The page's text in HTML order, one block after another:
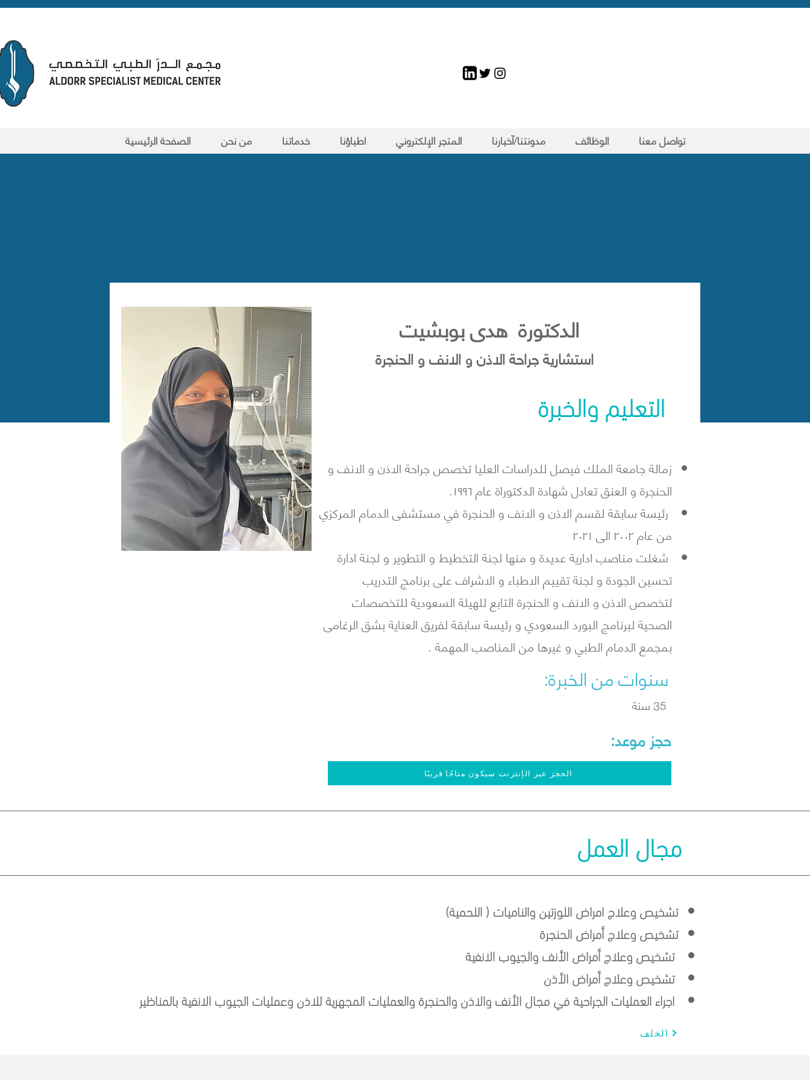
الدكتورة هدى بوبشيت
استشارية جراحة الاذن و الانف و الحنجرة
التعليم والخبرة
زمالة جامعة الملك فيصل للدراسات العليا تخصص جراحة الاذن و الانف و
الحنجرة و العنق تعادل شهادة الدكتوراة عام ١٩٩٦.
رئيسة سابقة لقسم الاذن و الانف و الحنجرة في مستشفى الدمام المركزي
من عام ٢٠٠٢ الى ٢٠٢١
شغلت مناصب ادارية عديدة و منها لجنة التخطيط و التطوير و لجنة ادارة
تحسين الجودة و لجنة تقييم الاطباء و الاشراف على برنامج التدريب
لتخصص الاذن و الانف و الحنجرة التابع للهيئة السعودية للتخصصات
الصحية لبرنامج البورد السعودي و رئيسة سابقة لفريق العناية بشق الرغامى
بمجمع الدمام الطبي و غيرها من المناصب المهمة .
سنوات من الخبرة:
35 سنة
حجز موعد:
الحجز عبر الإنترنت سيكون متاحًا قريبًا
مجال العمل
تشخيص وعلاج امراض اللوزتين والناميات ( اللحمية)
تشخيص وعلاج أمراض الحنجرة
تشخيص وعلاج أمراض الأنف والجيوب الانفية
تشخيص وعلاج أمراض الأذن
اجراء العمليات الجراحية في مجال الأنف والاذن والحنجرة والعمليات المجهرية للاذن وعمليات الجيوب الانفية بالمناظير
الخلف
الصفحة الرئيسية من نحن خدماتنا اطباؤنا المتجر الإلكتروني مدونتنا/آخبارنا الوظائف تواصل معنا